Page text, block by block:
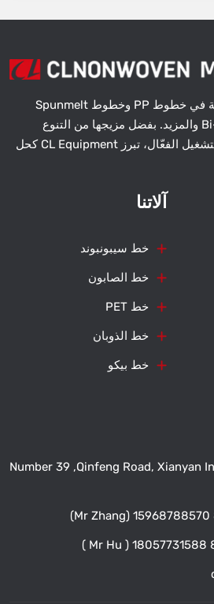
يتمتع فريق CL بخبرة واسعة في خطوط PP وخطوط Spunmelt
وخطوط PET وخطوط Bi-Co والمزيد. بفضل مزيجها من التنوع
والقدرات عالية السرعة والتشغيل الفعّال، تبرز CL Equipment كحل
آلاتنا
خط سيبونبوند
خط الصابون
خط PET
خط الذوبان
خط بيكو
Number 39 ,Qinfeng Road, Xianyan